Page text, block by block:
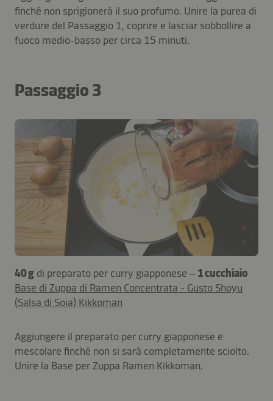
finché non sprigionerà il suo profumo. Unire la purea di
verdure del Passaggio 1, coprire e lasciar sobbollire a
fuoco medio-basso per circa 15 minuti.
Passaggio 3
40 g di preparato per curry giapponese – 1 cucchiaio
Base di Zuppa di Ramen Concentrata - Gusto Shoyu
(Salsa di Soia) Kikkoman
Aggiungere il preparato per curry giapponese e
mescolare finché non si sarà completamente sciolto.
Unire la Base per Zuppa Ramen Kikkoman.